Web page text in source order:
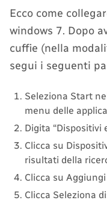
Ecco come
windows 7. Dopo
cuffie (nella
segui i seguenti
Seleziona Start
menu delle
Digita “Dispositivi
Clicca su
risultati della
Clicca su
Clicca Seleziona